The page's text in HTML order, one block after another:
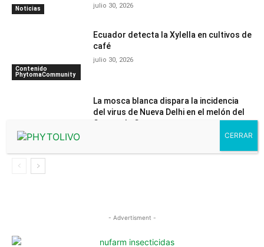
Noticias julio 30, 2026
Contenido
PhytomaCommunity
Ecuador detecta la Xylella en cultivos de
café
julio 30, 2026
Noticias
La mosca blanca dispara la incidencia
del virus de Nueva Delhi en el melón del
Campo de Cartagena
- Advertisment -